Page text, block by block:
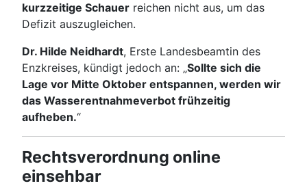
kurzzeitige Schauer reichen nicht aus, um das
Defizit auszugleichen.
Dr. Hilde Neidhardt, Erste Landesbeamtin des
Enzkreises, kündigt jedoch an: „Sollte sich die
Lage vor Mitte Oktober entspannen, werden wir
das Wasserentnahmeverbot frühzeitig
aufheben.“
Rechtsverordnung online
einsehbar